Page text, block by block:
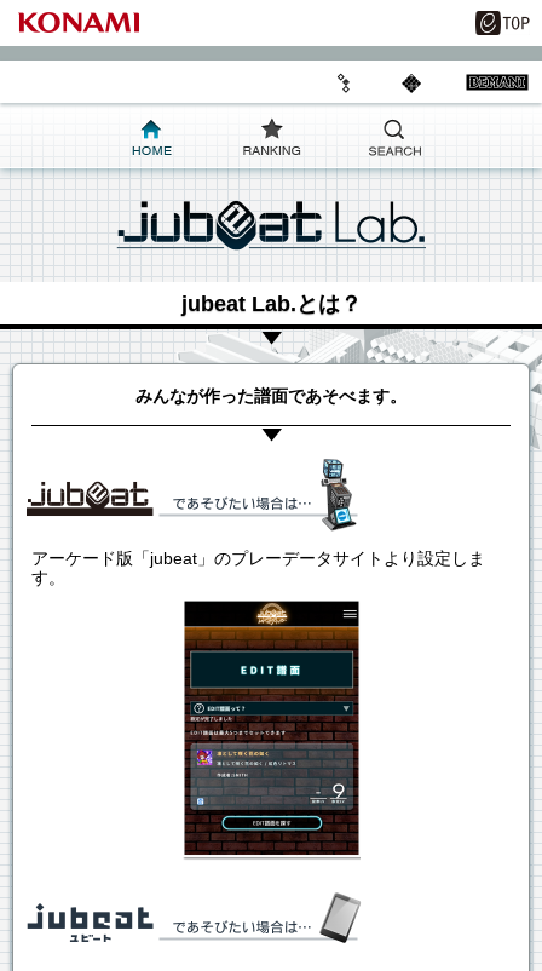
jubeat Lab.とは？
みんなが作った譜面であそべます。
アーケード版「jubeat」のプレーデータサイトより設定しま
す。